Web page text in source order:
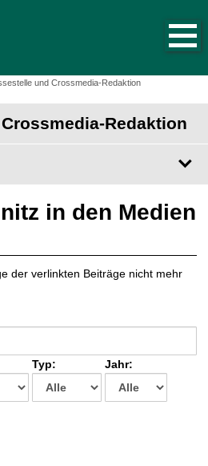
und Crossmedia-Redaktion
Redaktion
in den Medien
der verlinkten Beiträge nicht mehr
Typ: Jahr: